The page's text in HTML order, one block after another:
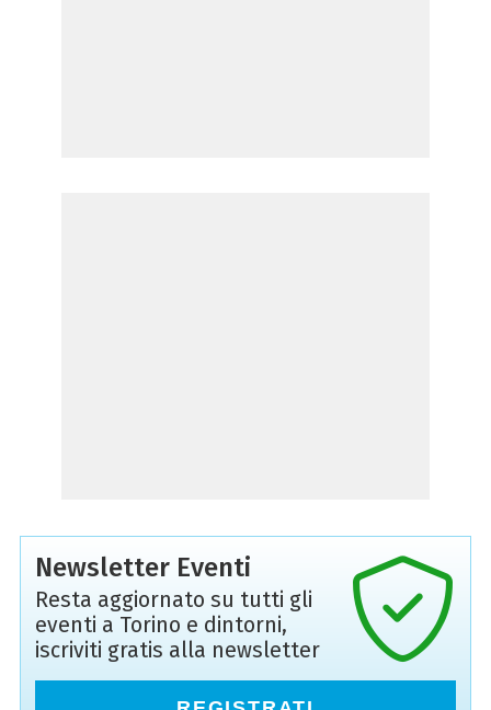
Newsletter Eventi
Resta aggiornato su tutti gli
eventi a Torino e dintorni,
iscriviti gratis alla newsletter